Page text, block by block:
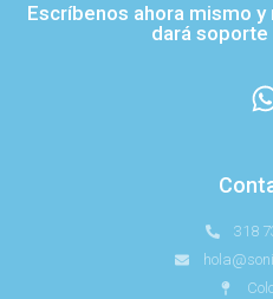
Escríbenos ahora mismo
dará soporte
318